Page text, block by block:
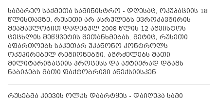
საგარეო საქმეთა სამინისტრო - დღესაც, ოკუპაციის 18
წლისთავზე, რუსეთი არ ასრულებს ევროკავშირის
შუამავლობით დადებულ 2008 წლის 12 აგვისტოს
ცეცხლის შეწყვეტის შეთანხმებას. მეტიც, რუსეთი
აფართოებს საკუთარ უკანონო კონტროლს
ოკუპირებულ რეგიონებში, აგრძელებს მათი
მილიტარიზაციის პროცესს და აქტიურად დგამს
ნაბიჯებს მათი ფაქტობრივი ანექსიისკენ
რუსებმა კიევის ოლქს დაარტყეს - დაიღუპა სამი